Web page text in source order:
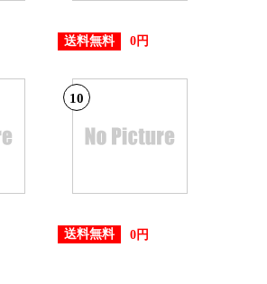
送料無料 0円
10
送料無料 0円